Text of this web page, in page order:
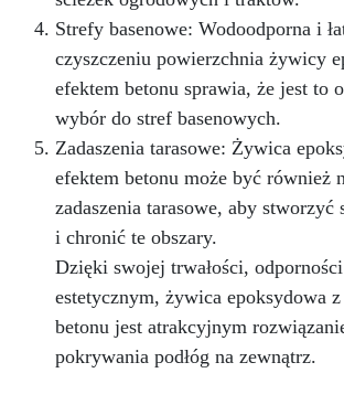
Strefy basenowe: Wodoodporna i
czyszczeniu powierzchnia żywicy
efektem betonu sprawia, że jest to
wybór do stref basenowych.
Zadaszenia tarasowe: Żywica
efektem betonu może być również
zadaszenia tarasowe, aby
i chronić te obszary.
Dzięki swojej trwałości,
estetycznym, żywica epoksydowa
betonu jest atrakcyjnym
pokrywania podłóg na zewnątrz.